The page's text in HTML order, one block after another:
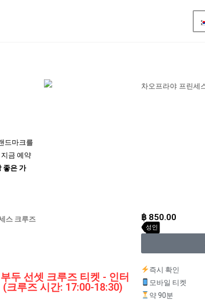
드마크를
금 예약
좋은 가
스 크루즈
두 선셋 크루즈 티켓 - 인터
크루즈 시간: 17:00-18:30)
฿850.00
성인
즉시 확인
모바일 티켓
약 90분